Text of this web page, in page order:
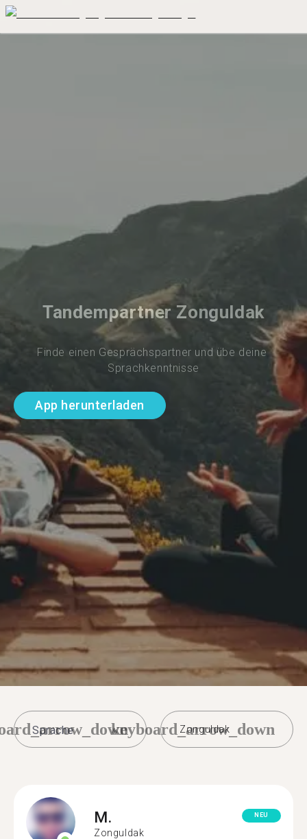
Tandempartner Zonguldak
Finde einen Gesprächspartner und übe deine
Sprachkenntnisse
App herunterladen
Zonguldak
keyboard_arrow_down
M.
Zonguldak
NEU